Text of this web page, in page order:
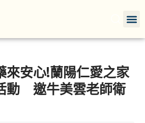
來安心!蘭陽仁愛之家
動 邀牛美雲老師衛